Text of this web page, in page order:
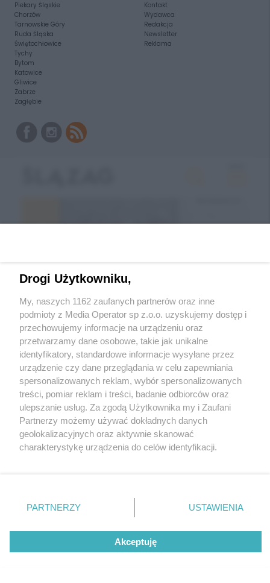
Piekary Śląskie
Chorzów
Tarnowskie Góry
Ruda Śląska
Świętochłowice
Tychy
Bytom
Katowice
Gliwice
Zabrze
Zagłębie
Kontakt
Wydawca
Redakcja
Newsletter
Reklama
Wróć do strony głównej
ślązag.pl
0%
Drogi Użytkowniku,
My, naszych 1162 zaufanych partnerów oraz inne
podmioty z Media Operator sp z.o.o. uzyskujemy dostęp i
przechowujemy informacje na urządzeniu oraz
przetwarzamy dane osobowe, takie jak unikalne
identyfikatory, standardowe informacje wysyłane przez
urządzenie czy dane przeglądania w celu zapewniania
spersonalizowanych reklam, wybór spersonalizowanych
treści, pomiar reklam i treści, badanie odbiorców oraz
ulepszanie usług. Za zgodą Użytkownika my i Zaufani
Partnerzy możemy używać dokładnych danych
geolokalizacyjnych oraz aktywnie skanować
charakterystykę urządzenia do celów identyfikacji.
zmienić/wycofać klikając przycisk ustawień prywatności
znajdujący się w lewym dolnym rogu strony
rodzaje przetwarzania danych nie wymagają zgody
użytkownika, ale masz prawo sprzeciwić się takiemu
przetwarzaniu. Preferencje będą miały zastosowania tylko
PARTNERZY USTAWIENIA
Akceptuję